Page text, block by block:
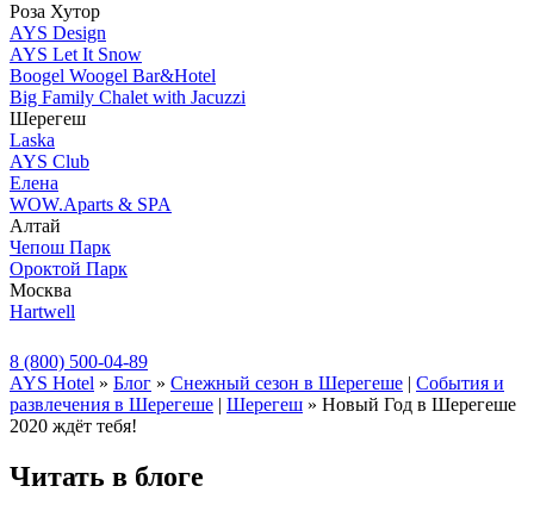
Роза Хутор
AYS Design
AYS Let It Snow
Boogel Woogel Bar&Hotel
Big Family Chalet with Jacuzzi
Шерегеш
Laska
AYS Club
Елена
WOW.Aparts & SPA
Алтай
Чепош Парк
Ороктой Парк
Москва
Hartwell
8 (800) 500-04-89
AYS Hotel » Блог » Снежный сезон в Шерегеше | События и
развлечения в Шерегеше | Шерегеш » Новый Год в Шерегеше
2020 ждёт тебя!
Читать в блоге